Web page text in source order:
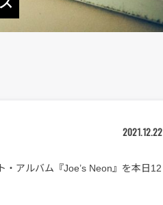
2021.12.22
アルバム『Joe’s Neon』を本日12